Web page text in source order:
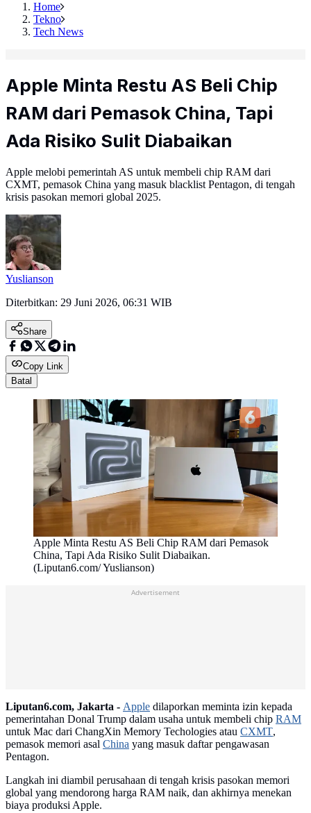
Home
Tekno
Tech News
Apple Minta Restu AS Beli Chip
RAM dari Pemasok China, Tapi
Ada Risiko Sulit Diabaikan
Apple melobi pemerintah AS untuk membeli chip RAM dari
CXMT, pemasok China yang masuk blacklist Pentagon, di tengah
krisis pasokan memori global 2025.
Yuslianson
Diterbitkan: 29 Juni 2026, 06:31 WIB
Share
Copy Link
Batal
Apple Minta Restu AS Beli Chip RAM dari Pemasok
China, Tapi Ada Risiko Sulit Diabaikan.
(Liputan6.com/ Yuslianson)
Advertisement
Liputan6.com, Jakarta - Apple dilaporkan meminta izin kepada
pemerintahan Donal Trump dalam usaha untuk membeli chip RAM
untuk Mac dari ChangXin Memory Techologies atau CXMT,
pemasok memori asal China yang masuk daftar pengawasan
Pentagon.
Langkah ini diambil perusahaan di tengah krisis pasokan memori
global yang mendorong harga RAM naik, dan akhirnya menekan
biaya produksi Apple.